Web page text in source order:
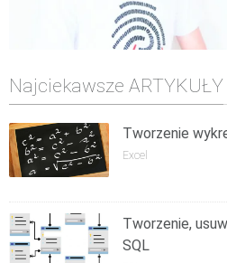
Najciekawsze ARTYKUŁY
Tworzenie
Excel
Tworzenie,
SQL